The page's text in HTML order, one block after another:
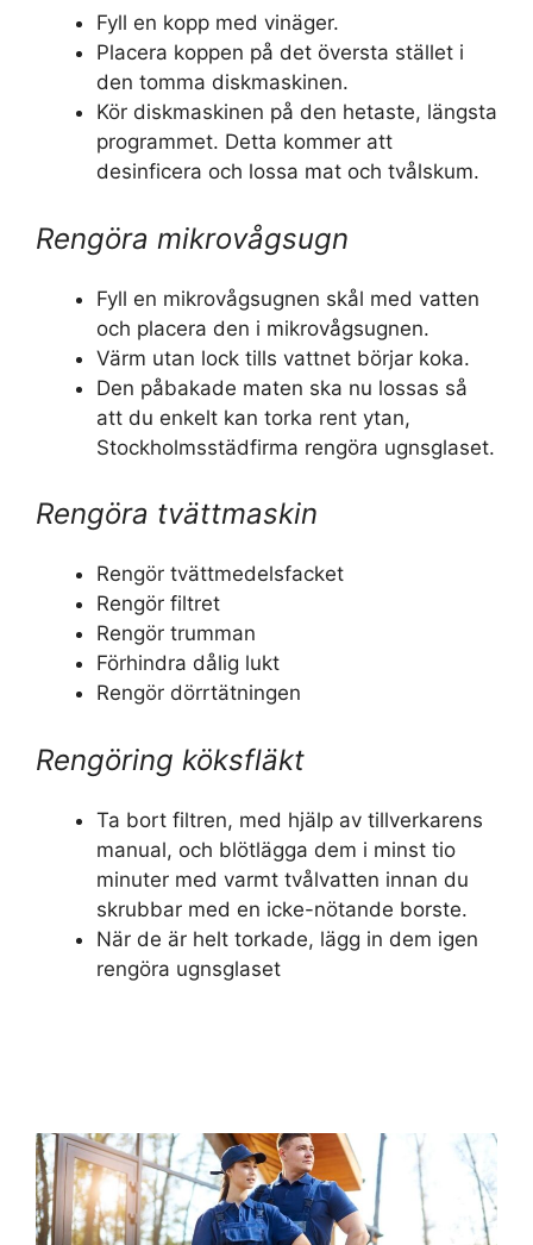
Fyll en kopp med vinäger.
Placera koppen på det översta stället i
den tomma diskmaskinen.
Kör diskmaskinen på den hetaste, längsta
programmet. Detta kommer att
desinficera och lossa mat och tvålskum.
Rengöra mikrovågsugn
Fyll en mikrovågsugnen skål med vatten
och placera den i mikrovågsugnen.
Värm utan lock tills vattnet börjar koka.
Den påbakade maten ska nu lossas så
att du enkelt kan torka rent ytan,
Stockholmsstädfirma rengöra ugnsglaset.
Rengöra tvättmaskin
Rengör tvättmedelsfacket
Rengör filtret
Rengör trumman
Förhindra dålig lukt
Rengör dörrtätningen
Rengöring köksfläkt
Ta bort filtren, med hjälp av tillverkarens
manual, och blötlägga dem i minst tio
minuter med varmt tvålvatten innan du
skrubbar med en icke-nötande borste.
När de är helt torkade, lägg in dem igen
rengöra ugnsglaset